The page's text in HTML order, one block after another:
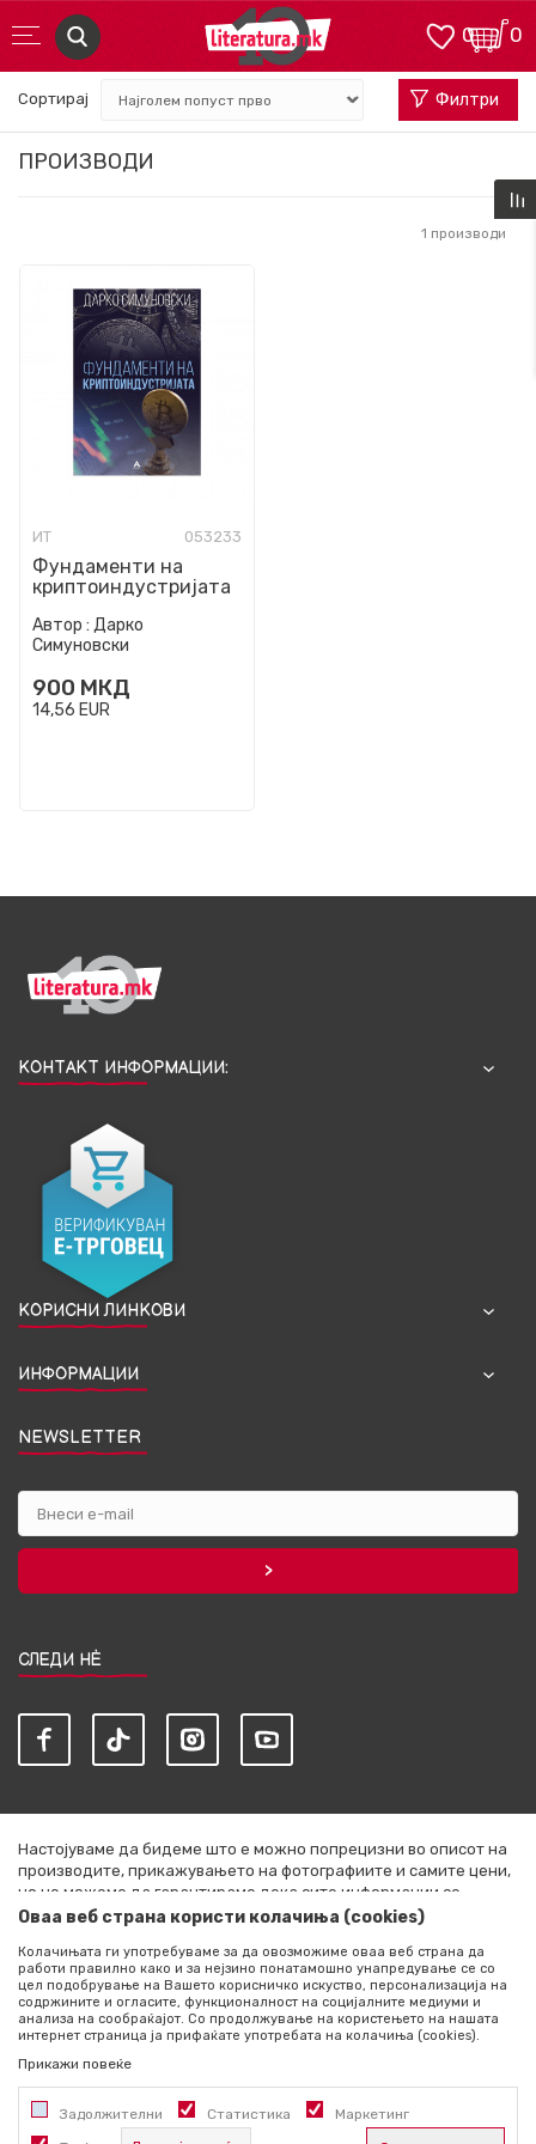
0
0
ПРОИЗВОДИ
Сортирај Филтри
1 производи
ИТ 053233
Фундаменти на
криптоиндустријата
Автор : Дарко
Симуновски
900 МКД
14,56 EUR
КОНТАКТ ИНФОРМАЦИИ:
КОРИСНИ ЛИНКОВИ
ИНФОРМАЦИИ
NEWSLETTER
СЛЕДИ НЀ
Настојуваме да бидеме што е можно попрецизни во описот на
производите, прикажувањето на фотографиите и самите цени,
но не можеме да гарантираме дека сите информации се
комплетни и без грешки. Сите артикли прикажани на сајтот се
секој момент. Расположливоста на производите можете да ја
проверите со повик на +389 76 444 490
©2026 literatura.mk, Изработено одNB SOFT. Сите права
задржани.
Оваа веб страна користи колачиња (cookies)
Колачињата ги употребуваме за да овозможиме оваа веб страна да
работи правилно како и за нејзино понатамошно унапредување се со
цел подобрување на Вашето корисничко искуство, персонализација на
содржините и огласите, функционалност на социјалните медиуми и
анализа на сообраќајот. Со продолжување на користењето на нашата
интернет страница ја прифаќате употребата на колачиња (cookies).
Прикажи повеќе
Задолжителни Статистика Маркетинг